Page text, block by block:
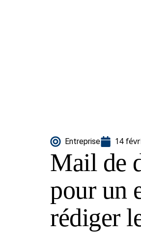
Entreprise 14
Mail de
pour un
rédiger